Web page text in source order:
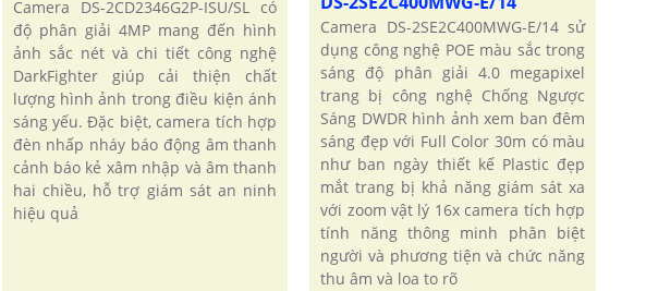
Camera DS-2CD2346G2P-ISU/SL có
độ phân giải 4MP mang đến hình
ảnh sắc nét và chi tiết công nghệ
DarkFighter giúp cải thiện chất
lượng hình ảnh trong điều kiện ánh
sáng yếu. Đặc biệt, camera tích hợp
đèn nhấp nháy báo động âm thanh
cảnh báo kẻ xâm nhập và âm thanh
hai chiều, hỗ trợ giám sát an ninh
hiệu quả
Camera DS-2SE2C400MWG-E/14 sử
dụng công nghệ POE màu sắc trong
sáng độ phân giải 4.0 megapixel
trang bị công nghệ Chống Ngược
Sáng DWDR hình ảnh xem ban đêm
sáng đẹp với Full Color 30m có màu
như ban ngày thiết kế Plastic đẹp
mắt trang bị khả năng giám sát xa
với zoom vật lý 16x camera tích hợp
tính năng thông minh phân biệt
người và phương tiện và chức năng
thu âm và loa to rõ